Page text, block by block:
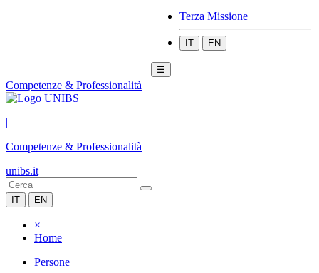
Terza Missione
IT EN
☰
Competenze & Professionalità
|
Competenze & Professionalità
unibs.it
IT EN
×
Home
Persone